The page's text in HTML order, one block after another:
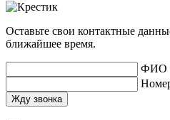
Оставьте свои контактные
ближайшее время.
ФИО